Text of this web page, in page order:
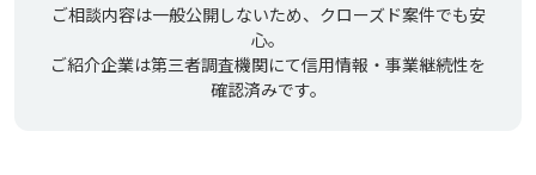
ご相談内容は一般公開しないため、クローズド案件でも安
心。
ご紹介企業は第三者調査機関にて信用情報・事業継続性を
確認済みです。